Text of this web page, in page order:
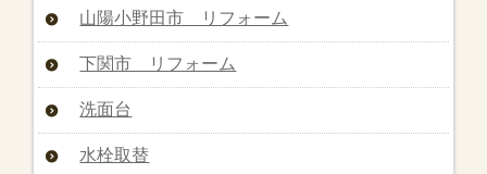
山陽小野田市 リフォーム
下関市 リフォーム
洗面台
水栓取替